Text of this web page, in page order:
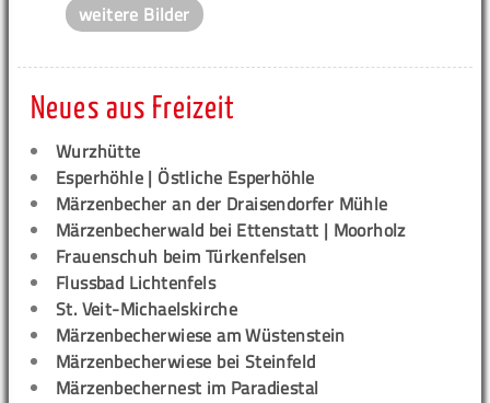
weitere Bilder
Neues aus Freizeit
Wurzhütte
Esperhöhle | Östliche Esperhöhle
Märzenbecher an der Draisendorfer Mühle
Märzenbecherwald bei Ettenstatt | Moorholz
Frauenschuh beim Türkenfelsen
Flussbad Lichtenfels
St. Veit-Michaelskirche
Märzenbecherwiese am Wüstenstein
Märzenbecherwiese bei Steinfeld
Märzenbechernest im Paradiestal